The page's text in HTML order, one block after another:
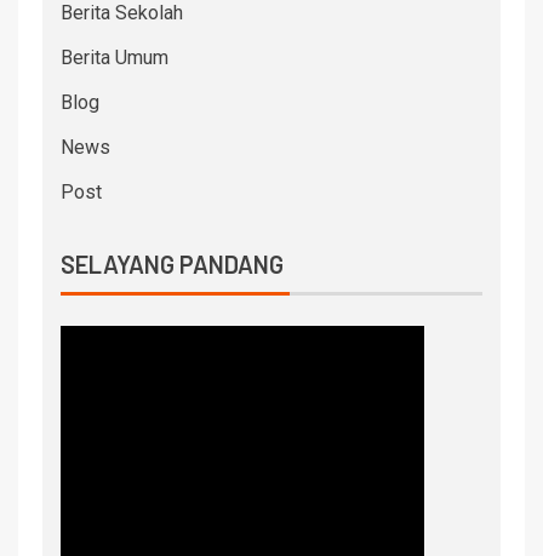
Berita Sekolah
Berita Umum
Blog
News
Post
SELAYANG PANDANG